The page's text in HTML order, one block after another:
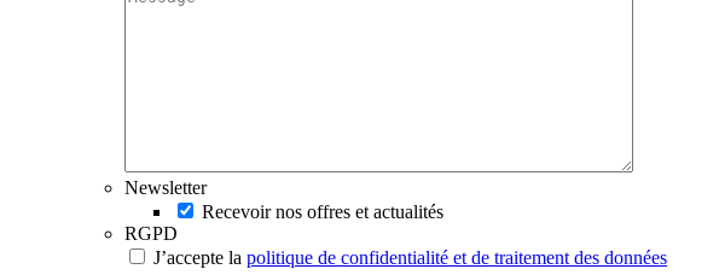
Newsletter
Recevoir nos offres et actualités
RGPD
J’accepte la politique de confidentialité et de traitement des données